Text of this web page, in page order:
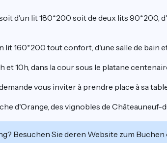
d'un lit 180*200 soit de deux lits 90*200,
lit 160*200 tout confort, d'une salle de bain
et 10h, dans la cour sous le platane
vous inviter à prendre place à sa
d'Orange, des vignobles de
Besuchen Sie deren Website zum